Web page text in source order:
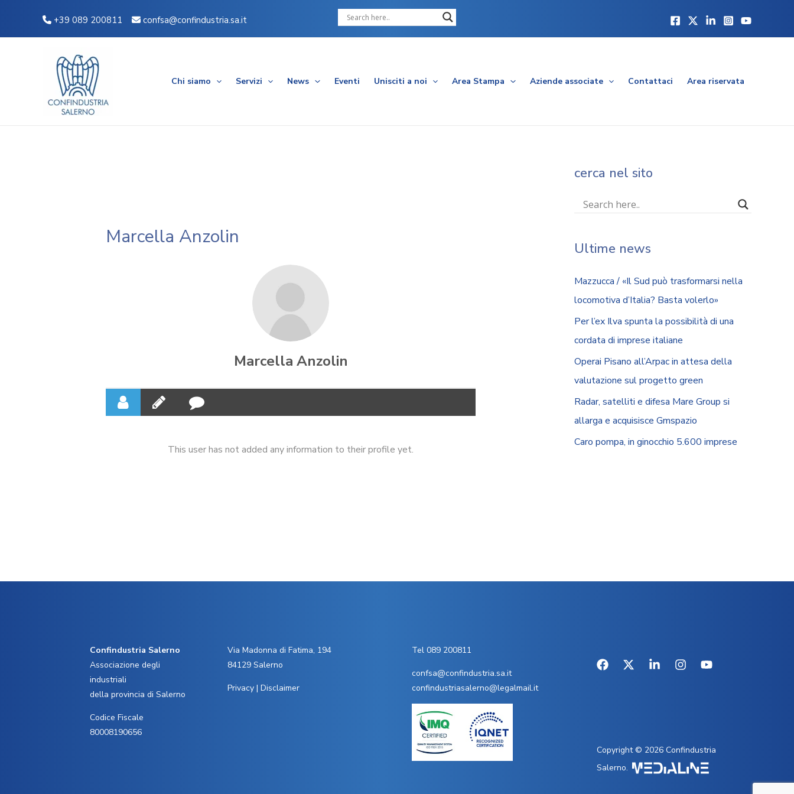
contenuto
+39 089 200811 confsa@confindustria.sa.it
Chi siamo Servizi News Eventi Unisciti a noi Area Stampa Aziende associate Contattaci Area riservata
Marcella Anzolin
Marcella Anzolin
This user has not added any information to their profile yet.
cerca nel sito
Ultime news
Mazzucca / «Il Sud può trasformarsi nella
locomotiva d’Italia? Basta volerlo»
Per l’ex Ilva spunta la possibilità di una
cordata di imprese italiane
Operai Pisano all’Arpac in attesa della
valutazione sul progetto green
Radar, satelliti e difesa Mare Group si
allarga e acquisisce Gmspazio
Caro pompa, in ginocchio 5.600 imprese
Confindustria Salerno
Associazione degli
industriali
della provincia di Salerno
Codice Fiscale
80008190656
Via Madonna di Fatima, 194
84129 Salerno
Privacy| Disclaimer
Tel 089 200811
confsa@confindustria.sa.it
confindustriasalerno@legalmail.it
Copyright © 2026 Confindustria
Salerno.